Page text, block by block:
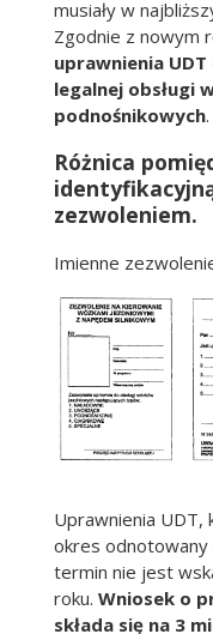
musiały w
Zgodnie z nowym
uprawnienia
legalnej obsługi
podnośnikowych.
Różnica
zezwoleniem.
Imienne
Uprawnienia UDT,
okres odnotowany
termin nie jest
roku. Wniosek o
składa się na 3